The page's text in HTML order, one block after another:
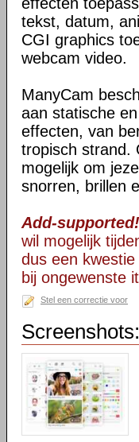
tekst, datum,
CGI graphics
webcam video.
ManyCam
aan statische
effecten, van
tropisch strand.
mogelijk om
snorren, brillen
Add-supported!
wil mogelijk
dus een
bij ongewenste
Stel een correctie voor
Screenshots: